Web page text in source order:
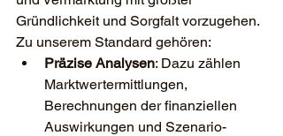
Gründlichkeit und Sorgfalt vorzugehen.
Zu unserem Standard gehören:
Präzise Analysen: Dazu zählen
Marktwertermittlungen,
Berechnungen der finanziellen
Auswirkungen und Szenario-